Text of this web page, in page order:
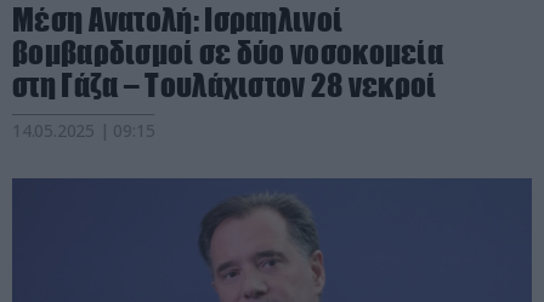
Μέση Ανατολή: Ισραηλινοί
βομβαρδισμοί σε δύο νοσοκομεία
στη Γάζα – Τουλάχιστον 28 νεκροί
14.05.2025 | 09:15